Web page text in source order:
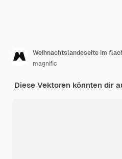
Weihnachtslandeseite im
magnific
Diese Vektoren könnten dir